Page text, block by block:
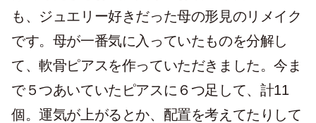
も、ジュエリー好きだった母の形見のリメイク
です。母が一番気に入っていたものを分解し
て、軟骨ピアスを作っていただきました。今ま
で５つあいていたピアスに６つ足して、計11
個。運気が上がるとか、配置を考えてたりして